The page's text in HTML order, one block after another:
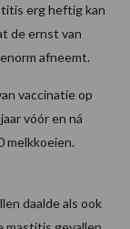
erg heftig kan
de ernst van
enorm afneemt.
vaccinatie op
vóór en ná
melkkoeien.
daalde als ook